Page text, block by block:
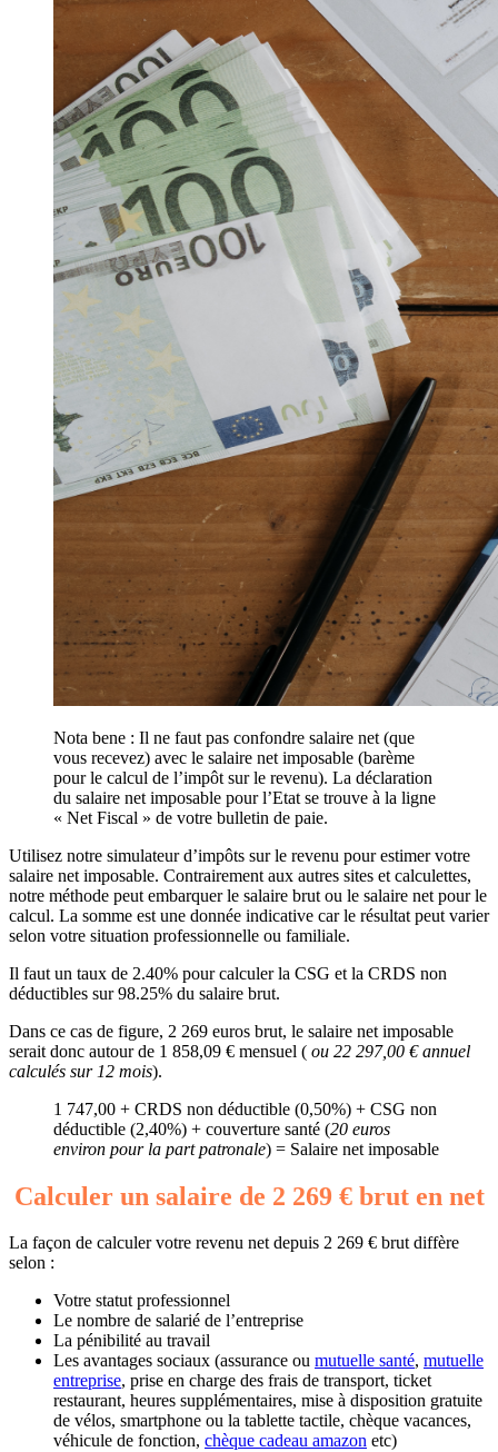
Nota bene : Il ne faut pas confondre salaire net (que
vous recevez) avec le salaire net imposable (barème
pour le calcul de l’impôt sur le revenu). La déclaration
du salaire net imposable pour l’Etat se trouve à la ligne
« Net Fiscal » de votre bulletin de paie.
Utilisez notre simulateur d’impôts sur le revenu pour estimer votre
salaire net imposable. Contrairement aux autres sites et calculettes,
notre méthode peut embarquer le salaire brut ou le salaire net pour le
calcul. La somme est une donnée indicative car le résultat peut varier
selon votre situation professionnelle ou familiale.
Il faut un taux de 2.40% pour calculer la CSG et la CRDS non
déductibles sur 98.25% du salaire brut.
Dans ce cas de figure, 2 269 euros brut, le salaire net imposable
serait donc autour de 1 858,09 € mensuel ( ou 22 297,00 € annuel
calculés sur 12 mois).
1 747,00 + CRDS non déductible (0,50%) + CSG non
déductible (2,40%) + couverture santé (20 euros
environ pour la part patronale) = Salaire net imposable
Calculer un salaire de 2 269 € brut en net
La façon de calculer votre revenu net depuis 2 269 € brut diffère
selon :
Votre statut professionnel
Le nombre de salarié de l’entreprise
La pénibilité au travail
Les avantages sociaux (assurance ou mutuelle santé, mutuelle
entreprise, prise en charge des frais de transport, ticket
restaurant, heures supplémentaires, mise à disposition gratuite
de vélos, smartphone ou la tablette tactile, chèque vacances,
véhicule de fonction, chèque cadeau amazon etc)